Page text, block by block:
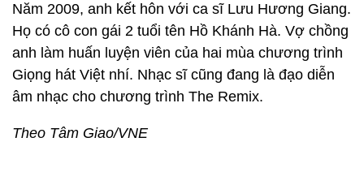
Năm 2009, anh kết hôn với ca sĩ Lưu Hương Giang.
Họ có cô con gái 2 tuổi tên Hồ Khánh Hà. Vợ chồng
anh làm huấn luyện viên của hai mùa chương trình
Giọng hát Việt nhí. Nhạc sĩ cũng đang là đạo diễn
âm nhạc cho chương trình The Remix.
Theo Tâm Giao/VNE